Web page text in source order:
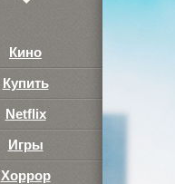
Кино
Купить
Netflix
Игры
Хоррор